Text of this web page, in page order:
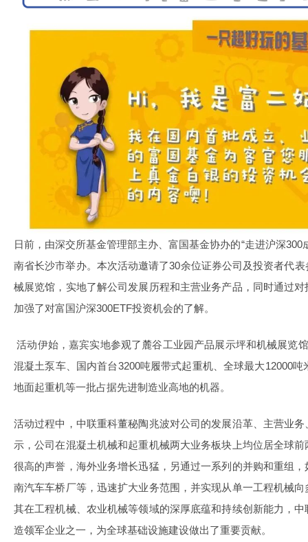
日前，由深交所基金管理部主办、富国基金协办的“走进沪深
南省长沙市举办。本次活动邀请了30余位证券公司及投资者代
械展览馆，实地了解公司发展历程和主营业务产品，同时通过
加强了对富国沪深300ETF投资机会的了解。
活动伊始，嘉宾实地参观了麓谷工业园产品展示坪和机械展览
混凝土泵车、国内首台3200吨履带式起重机、全球最大12000
地面起重机等一批占据先进制造业高地的机器。
活动过程中，中联重科董秘陶兆波对公司的发展沿革、主营业
示，公司在混凝土机械和起重机械两大业务板块上均位居全球
很高的声誉，海外业务增长迅猛，另通过一系列的并购和重组
南汽车车桥厂等，迅速扩大业务范围，并实现从单一工程机械
其在工程机械、农业机械等领域的深厚底蕴和持续创新能力，
造领军企业之一，为全球基础设施建设做出了重要贡献。